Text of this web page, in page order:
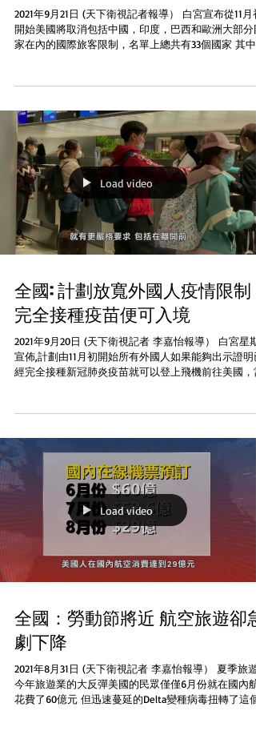
2021年9月21日 (天下衛視記者報導） 白宮宣布從11月初
開始美國將取消包括中國，印度，巴西和歐洲大部分
家在內的國際旅客限制，名單上總共有33個國家 其中
的國家名單。在...
Load video
全國: 計劃放寬外國人疫情限制
完全接種疫苗便可入境
2021年9月20日 (天下衛視記者 李嘉怡報導） 白宮星
宣佈,計劃由11月初開始所有外國人如果能夠出示證明
經完全接種新冠肺炎疫苗就可以登上飛機前往美國，
旅遊的訪客都不...
Load video
全國：勞動節將近 航空旅遊卻急
劇下降
2021年8月31日 (天下衛視記者 李嘉怡報導） 夏季旅遊
今年旅遊業的大反彈美國的民眾僅僅6月份就在國內航
花費了60億元 但迅速蔓延的Delta變種病毒扭轉了這個